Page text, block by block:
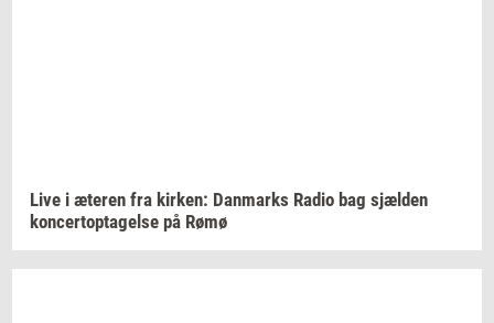
Live i æte­ren fra kir­ken: Dan­marks Radio bag sjæl­den
kon­cer­t­op­ta­gel­se på Rømø